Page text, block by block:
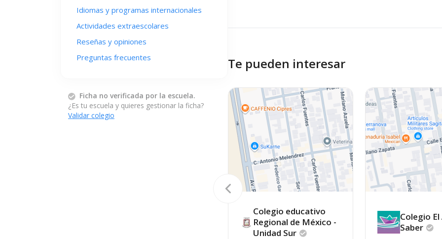
Idiomas y programas internacionales
Actividades extraescolares
Reseñas y opiniones
Preguntas frecuentes
Ficha no verificada por la escuela.
¿Es tu escuela y quieres gestionar la ficha?
Validar colegio
Te pueden interesar
Colegio educativo
Regional de México -
Unidad Sur
Colegio El
Saber